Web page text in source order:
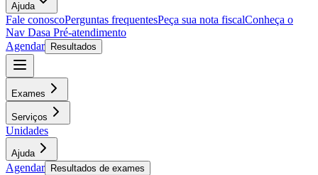
Ajuda
Fale conoscoPerguntas frequentesPeça sua nota fiscalConheça o
Nav Dasa Pré-atendimento
Agendar
Resultados
Exames
Serviços
Unidades
Ajuda
Agendar Resultados de exames